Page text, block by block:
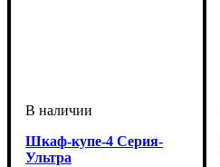
Шкаф-купе-4 Cерия-
Ультра